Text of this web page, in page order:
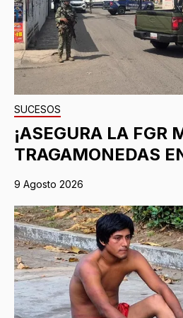
SUCESOS
¡ASEGURA LA FGR
TRAGAMONEDAS
9 Agosto 2026